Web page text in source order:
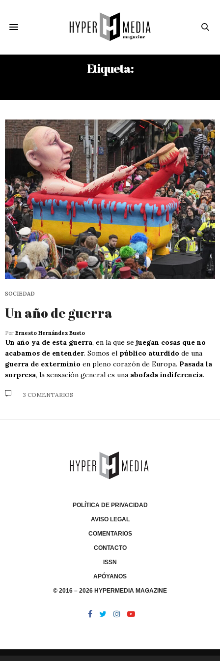
Etiqueta:
SOCIEDAD
Un año de guerra
Por Ernesto Hernández Busto
Un año ya de esta guerra, en la que se juegan cosas que no
acabamos de entender. Somos el público aturdido de una
guerra de exterminio en pleno corazón de Europa. Pasada la
sorpresa, la sensación general es una abofada indiferencia.
3 COMENTARIOS
POLÍTICA DE PRIVACIDAD
AVISO LEGAL
COMENTARIOS
CONTACTO
ISSN
APÓYANOS
© 2016 – 2026 HYPERMEDIA MAGAZINE